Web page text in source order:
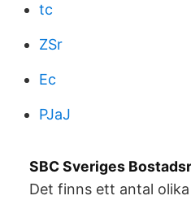
tc
ZSr
Ec
PJaJ
SBC Sveriges
Det finns ett antal